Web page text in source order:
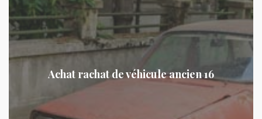
Achat rachat de véhicule ancien 16